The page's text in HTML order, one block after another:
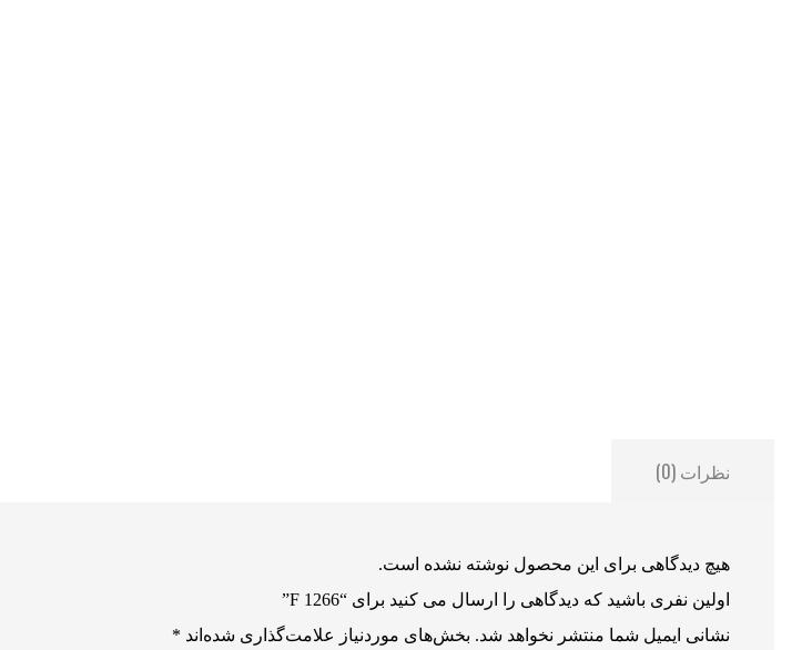
نظرات (0)
هیچ دیدگاهی برای این محصول نوشته نشده است.
اولین نفری باشید که دیدگاهی را ارسال می کنید برای “F 1266”
نشانی ایمیل شما منتشر نخواهد شد. بخش‌های موردنیاز علامت‌گذاری شده‌اند *